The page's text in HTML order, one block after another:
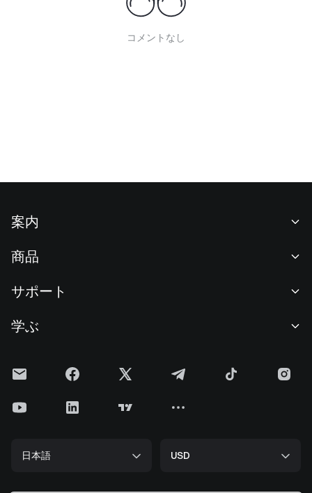
コメントなし
案内
ニュースルーム
F1 Oracle Red Bull Racing 公式スポンサー
クッキーポリシー
準備金証明
商品
現物取引
投資センター
サポート
手数料
上場申請
学ぶ
Gateニュース
日本語 USD